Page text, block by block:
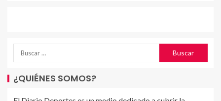
¿QUIÉNES SOMOS?